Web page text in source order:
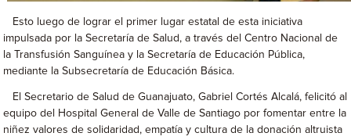
Esto luego de lograr el primer lugar estatal de esta iniciativa
impulsada por la Secretaría de Salud, a través del Centro Nacional de
la Transfusión Sanguínea y la Secretaría de Educación Pública,
mediante la Subsecretaría de Educación Básica.
El Secretario de Salud de Guanajuato, Gabriel Cortés Alcalá, felicitó al
equipo del Hospital General de Valle de Santiago por fomentar entre la
niñez valores de solidaridad, empatía y cultura de la donación altruista